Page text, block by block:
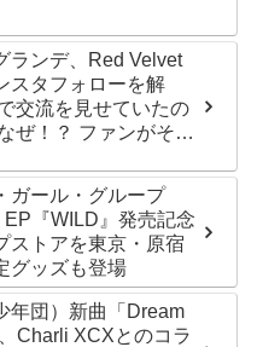
ランデ、Red Velvet
スタフォローを解
交流を見せていたの
ぜ！？ ファンがその
ガール・グループ
『WILD』発売記念
ストアを東京・原宿
ッズも登場
年団）新曲「Dream
Charli XCXとのコラ